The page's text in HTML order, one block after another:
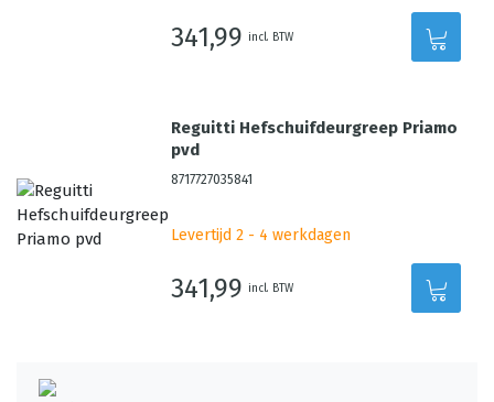
341,99 incl. BTW
Reguitti Hefschuifdeurgreep Priamo
pvd
8717727035841
Levertijd 2 - 4 werkdagen
341,99 incl. BTW